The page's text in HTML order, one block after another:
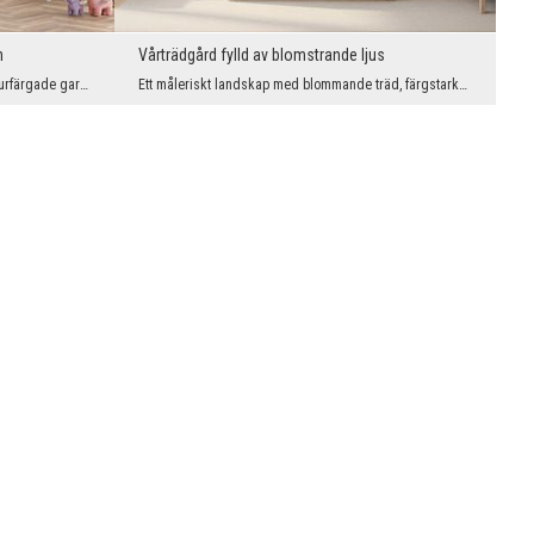
Ett magiskt rum fyllt av höga fönster, purpurfärgade gardiner och det varma ljuset från den nedgå...
Vårträdgård fylld av blomstrande ljus
Ett måleriskt landskap med blommande träd, färgstarka blommor och mjukt ljus påminner om en sagot...